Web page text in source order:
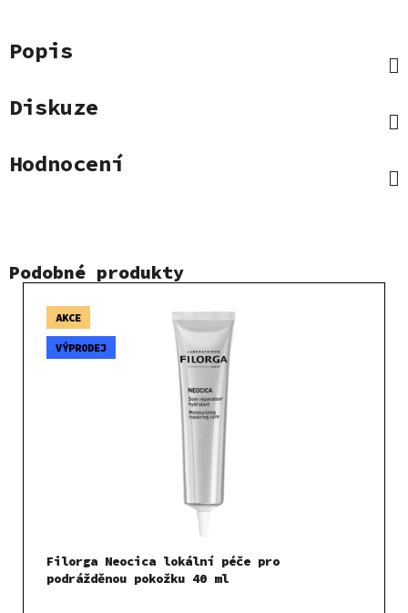
Popis
Diskuze
Hodnocení
Podobné produkty
AKCE
VÝPRODEJ
Filorga Neocica lokální péče pro
podrážděnou pokožku 40 ml